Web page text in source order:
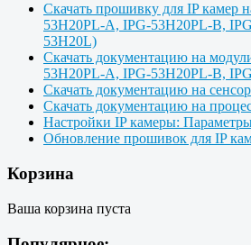
Скачать прошивку для IP камер
53H20PL-A, IPG-53H20PL-B,
53H20L)
Скачать документацию на
53H20PL-A, IPG-53H20PL-B,
Скачать документацию на
Скачать документацию на
Настройки IP камеры:
Обновление прошивок для IP
Корзина
Ваша корзина пуста